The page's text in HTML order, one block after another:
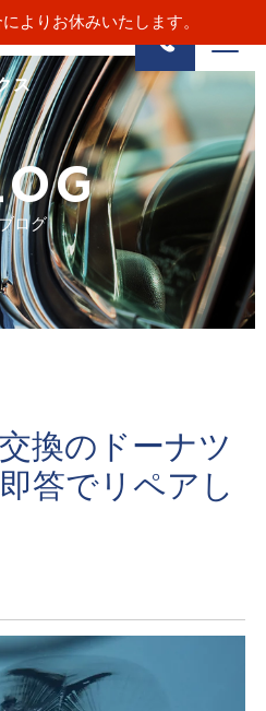
よりお休みいたします。
ス
ログ
換のドーナツ
答でリペアし